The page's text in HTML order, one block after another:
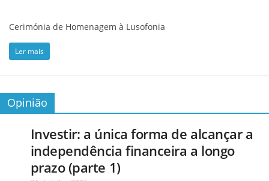
Cerimónia de Homenagem à Lusofonia
Ler mais
Opinião
Investir: a única forma de alcançar a
independência financeira a longo
prazo (parte 1)